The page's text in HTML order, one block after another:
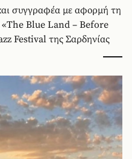
συγγραφέα με αφορμή τη
«The Blue Land – Before
Festival της Σαρδηνίας